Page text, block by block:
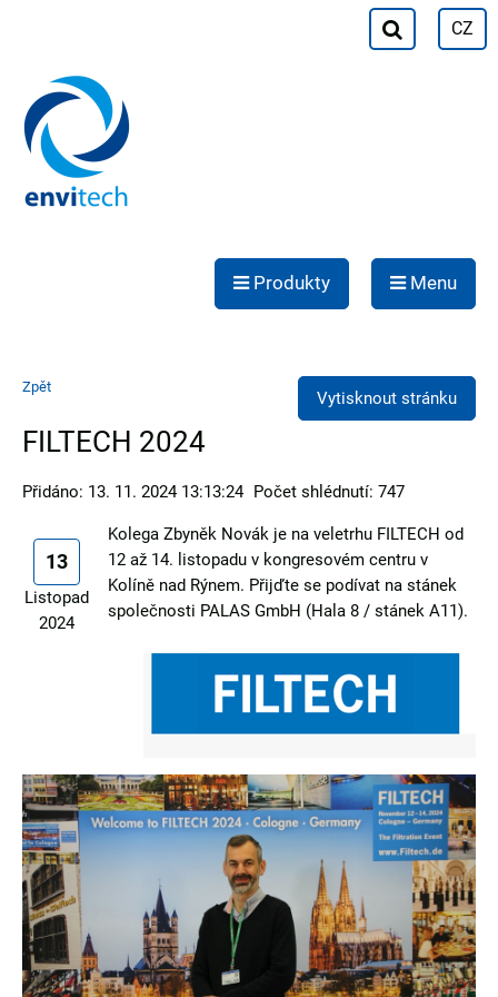
CZ
Produkty Menu
Zpět
Vytisknout stránku
FILTECH 2024
Přidáno: 13. 11. 2024 13:13:24 Počet shlédnutí: 747
13
Listopad
2024
Kolega Zbyněk Novák je na veletrhu FILTECH od
12 až 14. listopadu v kongresovém centru v
Kolíně nad Rýnem. Přijďte se podívat na stánek
společnosti PALAS GmbH (Hala 8 / stánek A11).